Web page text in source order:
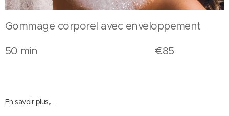
Gommage corporel avec enveloppement
50 min €85
En savoir plus,...